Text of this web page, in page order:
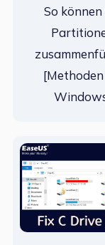
So können